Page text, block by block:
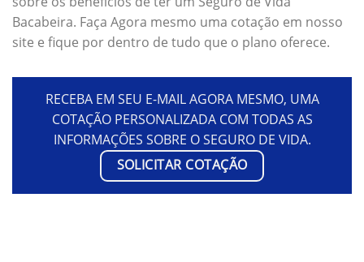
Bacabeira. Faça Agora mesmo uma cotação em nosso
site e fique por dentro de tudo que o plano oferece.
RECEBA EM SEU E-MAIL AGORA MESMO, UMA
COTAÇÃO PERSONALIZADA COM TODAS AS
INFORMAÇÕES SOBRE O SEGURO DE VIDA.
SOLICITAR COTAÇÃO